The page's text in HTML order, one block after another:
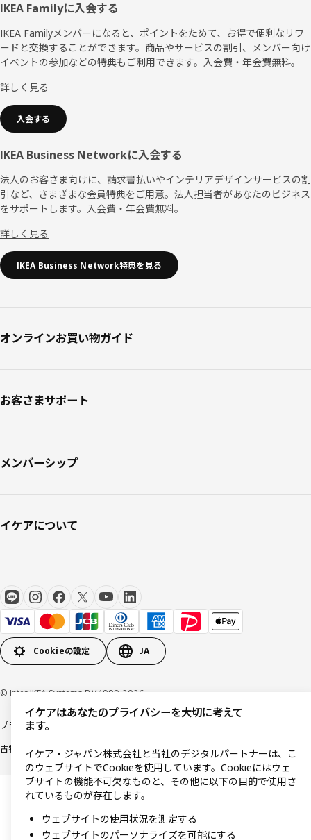
フ
ッ
タ
IKEA Familyに入会する
IKEA Familyメンバーになると、ポイントをためて、お得で便利なリワ
ードと交換することができます。商品やサービスの割引、メンバー向け
イベントの参加などの特典もご利用できます。入会費・年会費無料。
詳しく見る
入会する
IKEA Business Networkに入会する
法人のお客さま向けに、請求書払いやインテリアデザインサービスの割
引など、さまざまな会員特典をご用意。法人担当者があなたのビジネス
をサポートします。入会費・年会費無料。
詳しく見る
IKEA Business Network特典を見る
オンラインお買い物ガイド
お客さまサポート
メンバーシップ
イケアについて
Cookieの設定 JA
© Inter IKEA Systems B.V 1999-2026
プライバシーポリシー
古物営業法に基づく表記
イケアはあなたのプライバシーを大切に考えて
ます。
イケア・ジャパン株式会社と当社のデジタルパートナーは、こ
のウェブサイトでCookieを使用しています。Cookieにはウェ
ブサイトの機能不可欠なものと、その他に以下の目的で使用さ
れているものが存在します。
ウェブサイトの使用状況を測定する
ウェブサイトのパーソナライズを可能にする